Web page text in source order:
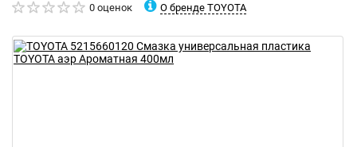
0 оценок О бренде TOYOTA